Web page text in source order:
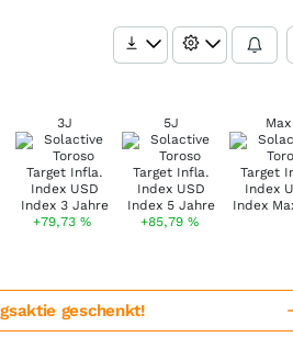
3J
+79,73%
5J
+85,79 %
Max
geschenkt!